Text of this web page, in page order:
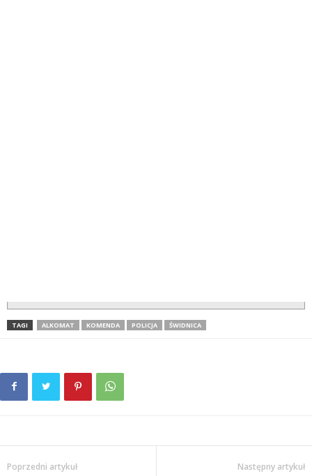
TAGI ALKOMAT KOMENDA POLICJA ŚWIDNICA
Poprzedni artykuł Następny artykuł